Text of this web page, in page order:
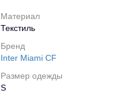
Материал
Текстиль
Бренд
Inter Miami CF
Размер одежды
S